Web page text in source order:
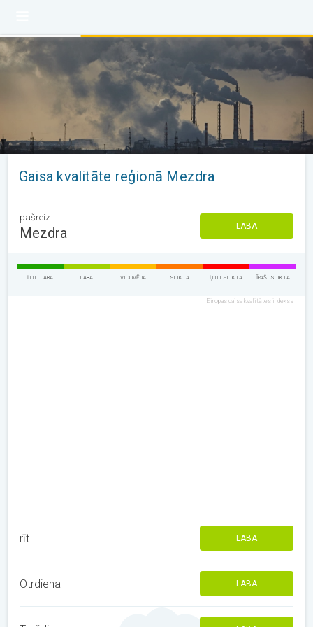
Gaisa kvalitāte reģionā Mezdra
pašreiz
Mezdra LABA
ĻOTI LABA LABA VIDUVĒJA SLIKTA ĻOTI SLIKTA ĪPAŠI SLIKTA
Eiropas gaisa kvalitātes indekss
rīt LABA
Otrdiena LABA